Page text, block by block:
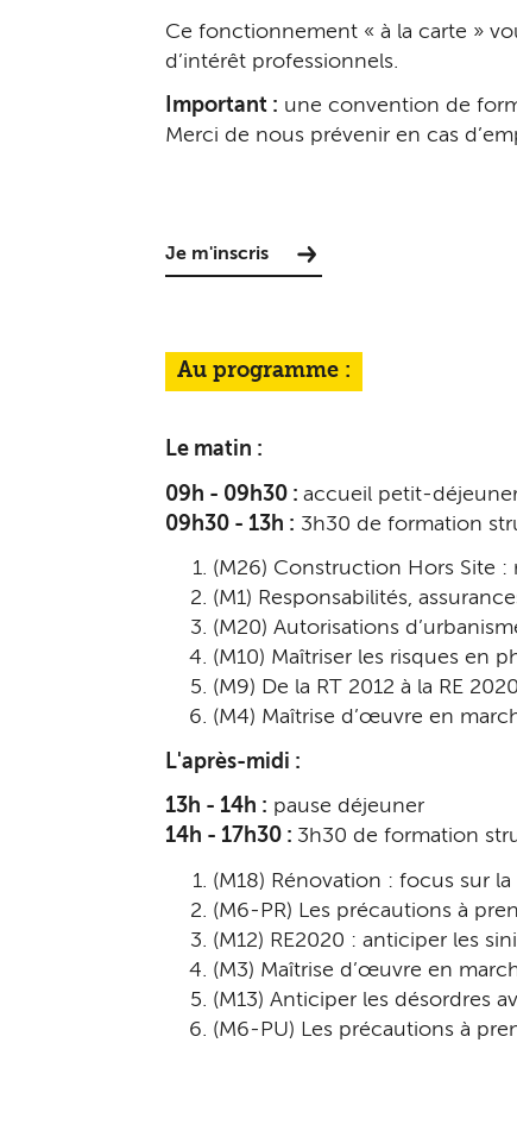
Ce fonctionnement « à la carte »
d’intérêt professionnels.
Important : une convention de
Merci de nous prévenir en cas
Je m'inscris
Au programme :
Le matin :
09h - 09h30 : accueil petit-
09h30 - 13h : 3h30 de formation
(M26) Construction Hors Site :
(M1) Responsabilités,
(M20) Autorisations
(M10) Maîtriser les risques en
(M9) De la RT 2012 à la RE
(M4) Maîtrise d’œuvre en
L'après-midi :
13h - 14h : pause déjeuner
14h - 17h30 : 3h30 de formation
(M18) Rénovation : focus sur
(M6-PR) Les précautions à
(M12) RE2020 : anticiper les
(M3) Maîtrise d’œuvre en
(M13) Anticiper les désordres
(M6-PU) Les précautions à